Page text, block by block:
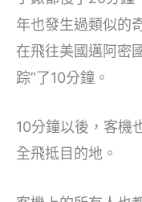
年也發生過類似的
在飛往美國邁阿密
踪”了10分鐘。
10分鐘以後，客機
全飛抵目的地。